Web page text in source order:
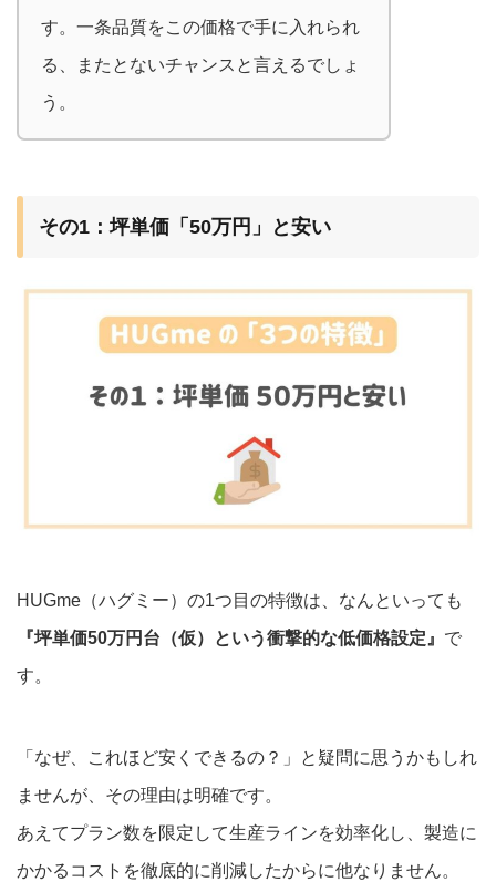
す。一条品質をこの価格で手に入れられ
る、またとないチャンスと言えるでしょ
う。
その1：坪単価「50万円」と安い
HUGme（ハグミー）の1つ目の特徴は、なんといっても
『坪単価50万円台（仮）という衝撃的な低価格設定』 で
す。
「なぜ、これほど安くできるの？」と疑問に思うかもしれ
ませんが、その理由は明確です。
あえてプラン数を限定して生産ラインを効率化し、製造に
かかるコストを徹底的に削減したからに他なりません。